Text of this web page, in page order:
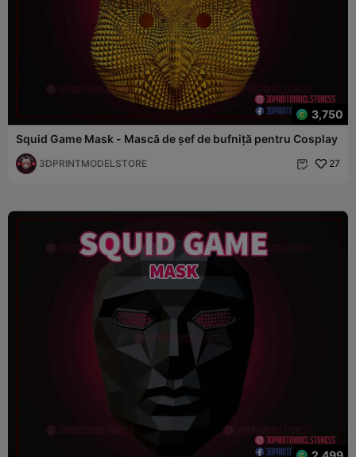
3,750
Squid Game Mask - Mască de șef de bufniță pentru Cosplay
3DPRINTMODELSTORE  27